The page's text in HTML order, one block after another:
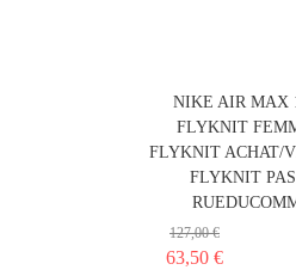
NIKE AIR MAX
FLYKNIT
FLYKNIT ACHAT/
FLYKNIT
127,00 €
63,50 €